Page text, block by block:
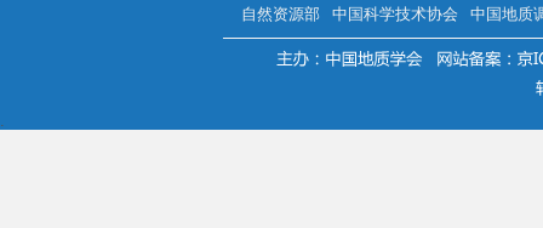
自然资源部 中国科学技术协会 中国地质
.